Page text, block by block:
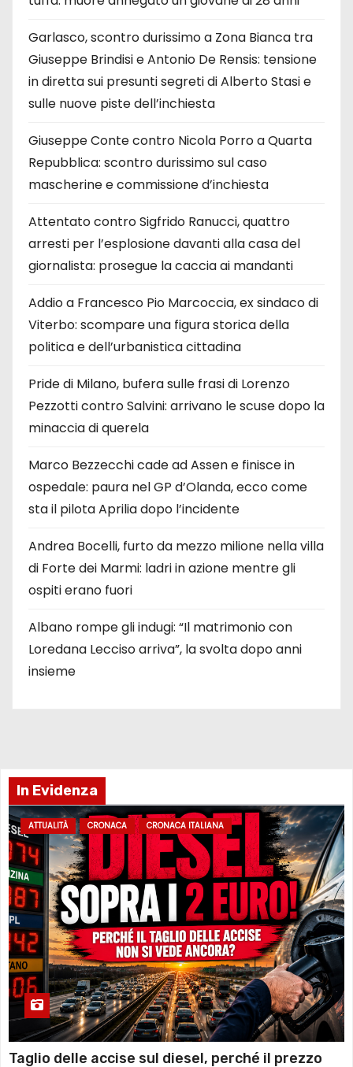
Garlasco, scontro durissimo a Zona Bianca tra
Giuseppe Brindisi e Antonio De Rensis: tensione
in diretta sui presunti segreti di Alberto Stasi e
sulle nuove piste dell’inchiesta
Giuseppe Conte contro Nicola Porro a Quarta
Repubblica: scontro durissimo sul caso
mascherine e commissione d’inchiesta
Attentato contro Sigfrido Ranucci, quattro
arresti per l’esplosione davanti alla casa del
giornalista: prosegue la caccia ai mandanti
Addio a Francesco Pio Marcoccia, ex sindaco di
Viterbo: scompare una figura storica della
politica e dell’urbanistica cittadina
Pride di Milano, bufera sulle frasi di Lorenzo
Pezzotti contro Salvini: arrivano le scuse dopo la
minaccia di querela
Marco Bezzecchi cade ad Assen e finisce in
ospedale: paura nel GP d’Olanda, ecco come
sta il pilota Aprilia dopo l’incidente
Andrea Bocelli, furto da mezzo milione nella villa
di Forte dei Marmi: ladri in azione mentre gli
ospiti erano fuori
Albano rompe gli indugi: “Il matrimonio con
Loredana Lecciso arriva”, la svolta dopo anni
insieme
In Evidenza
ATTUALITÀ CRONACA CRONACA ITALIANA
Taglio delle accise sul diesel, perché il prezzo